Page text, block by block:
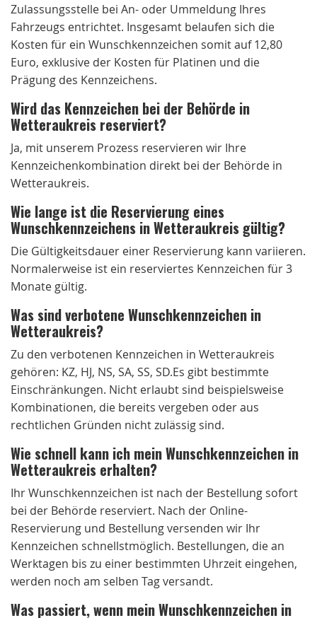
Zulassungsstelle bei An- oder Ummeldung Ihres
Fahrzeugs entrichtet. Insgesamt belaufen sich die
Kosten für ein Wunschkennzeichen somit auf 12,80
Euro, exklusive der Kosten für Platinen und die
Prägung des Kennzeichens.
Wird das Kennzeichen bei der Behörde in
Wetteraukreis reserviert?
Ja, mit unserem Prozess reservieren wir Ihre
Kennzeichenkombination direkt bei der Behörde in
Wetteraukreis.
Wie lange ist die Reservierung eines
Wunschkennzeichens in Wetteraukreis gültig?
Die Gültigkeitsdauer einer Reservierung kann variieren.
Normalerweise ist ein reserviertes Kennzeichen für 3
Monate gültig.
Was sind verbotene Wunschkennzeichen in
Wetteraukreis?
Zu den verbotenen Kennzeichen in Wetteraukreis
gehören: KZ, HJ, NS, SA, SS, SD.Es gibt bestimmte
Einschränkungen. Nicht erlaubt sind beispielsweise
Kombinationen, die bereits vergeben oder aus
rechtlichen Gründen nicht zulässig sind.
Wie schnell kann ich mein Wunschkennzeichen in
Wetteraukreis erhalten?
Ihr Wunschkennzeichen ist nach der Bestellung sofort
bei der Behörde reserviert. Nach der Online-
Reservierung und Bestellung versenden wir Ihr
Kennzeichen schnellstmöglich. Bestellungen, die an
Werktagen bis zu einer bestimmten Uhrzeit eingehen,
werden noch am selben Tag versandt.
Was passiert, wenn mein Wunschkennzeichen in